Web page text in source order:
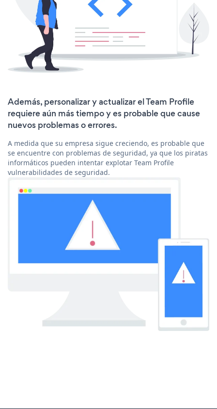
Además, personalizar y actualizar el Team Profile
requiere aún más tiempo y es probable que cause
nuevos problemas o errores.
A medida que su empresa sigue creciendo, es probable que
se encuentre con problemas de seguridad, ya que los piratas
informáticos pueden intentar explotar Team Profile
vulnerabilidades de seguridad.